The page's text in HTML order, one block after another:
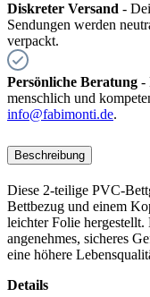
Diskreter Versand -
Sendungen werden
verpackt.
Persönliche Beratung -
menschlich und
info@fabimonti.de.
Beschreibung
Diese 2-teilige PVC-
Bettbezug und einem
leichter Folie
angenehmes, sicheres
eine höhere
Details